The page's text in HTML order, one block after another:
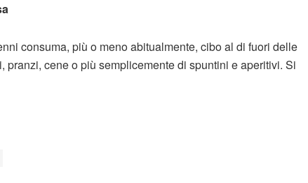
consuma, più o meno abitualmente, cibo al di fuori delle
pranzi, cene o più semplicemente di spuntini e aperitivi. Si